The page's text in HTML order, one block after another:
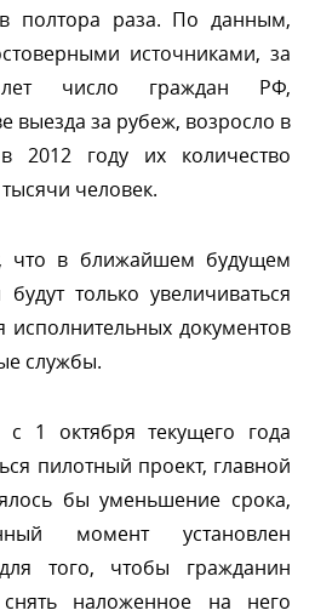
полтора раза. По данным,
источниками, за
число граждан РФ,
выезда за рубеж, возросло
2012 году их количество
человек.
что в ближайшем будущем
только увеличиваться
исполнительных документо
службы.
с 1 октября текущего года
пилотный проект, главной
бы уменьшение срока,
момент установлен
для того, чтобы гражданин
наложенное на него